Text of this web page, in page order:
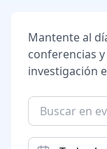
Educación
Educación
Libertad de
Género y
Mantente al
conferencias
investigación